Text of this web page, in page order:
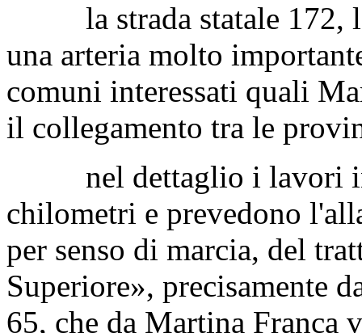
la strada statale 172, la
una arteria molto
comuni interessati quali
il collegamento tra le
nel dettaglio i lavori
chilometri e prevedono
per senso di marcia, del
Superiore», precisamente
65, che da Martina Franca